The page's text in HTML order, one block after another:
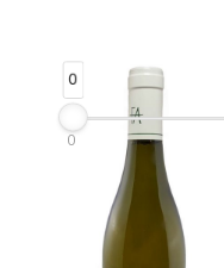
0
0